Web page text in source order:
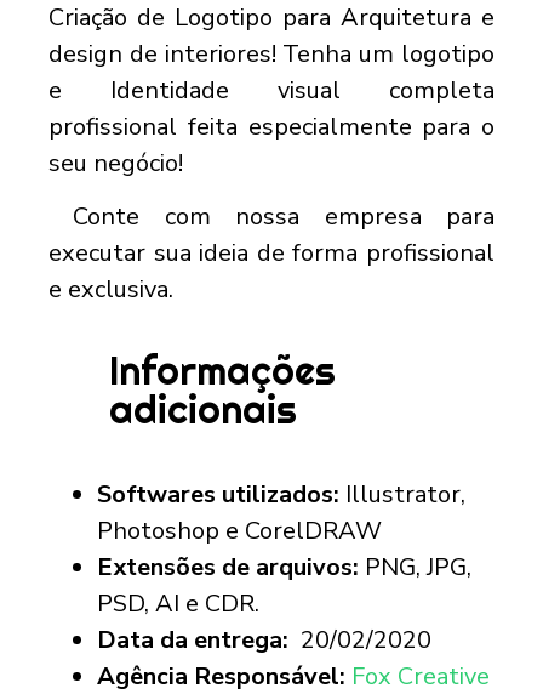
Criação de Logotipo para Arquitetura e
design de interiores! Tenha um logotipo
e Identidade visual completa
profissional feita especialmente para o
seu negócio!
Conte com nossa empresa para
executar sua ideia de forma profissional
e exclusiva.
Informações
adicionais
Softwares utilizados: Illustrator,
Photoshop e CorelDRAW
Extensões de arquivos: PNG, JPG,
PSD, AI e CDR.
Data da entrega: 20/02/2020
Agência Responsável: Fox Creative